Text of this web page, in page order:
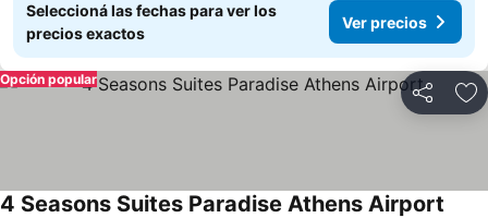
Seleccioná las fechas para ver los
precios exactos
Ver precios
Compartir
Opción popular
4 Seasons Suites Paradise Athens Airport